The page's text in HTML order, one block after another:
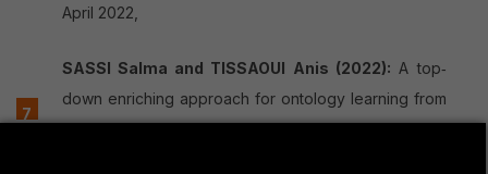
April 2022,
SASSI Salma and TISSAOUI Anis (2022): A top‐
down enriching approach for ontology learning from
text, Concurrency and Computation Practice and